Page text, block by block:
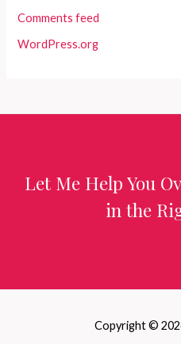
Comments feed
WordPress.org
Let Me Help You
in the
Copyright ©